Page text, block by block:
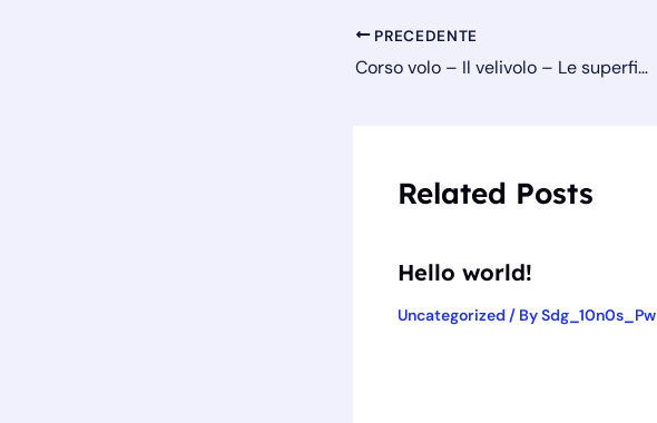
PRECEDENTE
Corso volo – Il velivolo – Le superfici mobili
Related Posts
Hello world!
Uncategorized / BySdg_10n0s_Pw